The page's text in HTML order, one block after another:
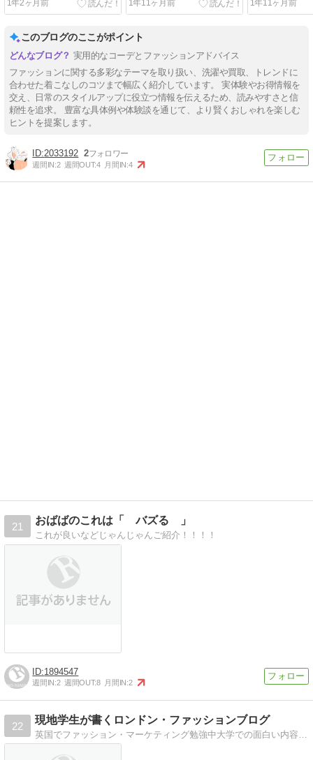
1年2ヶ月前 1年11ヶ月前 1年11ヶ月前
このブログのここがポイント
実用的なコーデとファッションアドバイス
ファッションに関する多彩なテーマを取り扱い、洗濯や買取、トレンドに
合わせた着こなしのコツまで幅広く紹介しています。 実体験やお得情報を
交え、日常のスタイルアップに役立つ情報を伝えるため、読みやすさと信
頼性を追求。 豊富な具体例や体験談を通じて、より賢くおしゃれを楽しむ
ヒントを提案します。
2033192 2
週間IN:2 週間OUT:4 月間IN:4
21
おばばのこれは「 バズる 」
これが良いなどじゃんじゃんご紹介！！！！
1894547
週間IN:2 週間OUT:8 月間IN:2
22
現地学生が書くロンドン・ファッションブログ